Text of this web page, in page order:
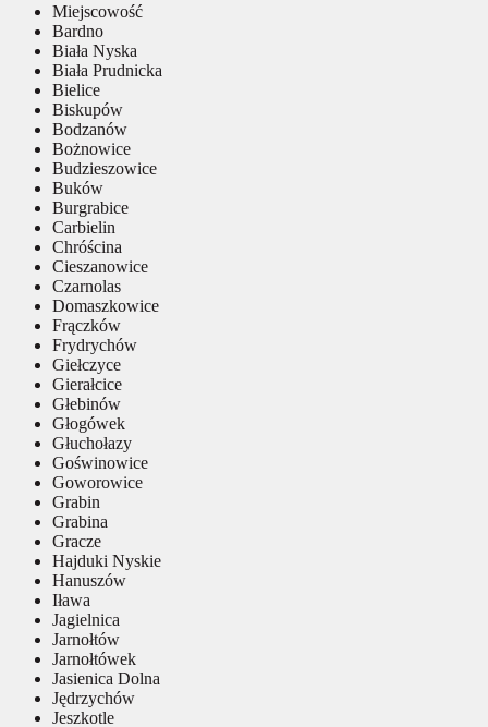
Miejscowość
Bardno
Biała Nyska
Biała Prudnicka
Bielice
Biskupów
Bodzanów
Bożnowice
Budzieszowice
Buków
Burgrabice
Carbielin
Chróścina
Cieszanowice
Czarnolas
Domaszkowice
Frączków
Frydrychów
Giełczyce
Gierałcice
Głebinów
Głogówek
Głuchołazy
Goświnowice
Goworowice
Grabin
Grabina
Gracze
Hajduki Nyskie
Hanuszów
Iława
Jagielnica
Jarnołtów
Jarnołtówek
Jasienica Dolna
Jędrzychów
Jeszkotle